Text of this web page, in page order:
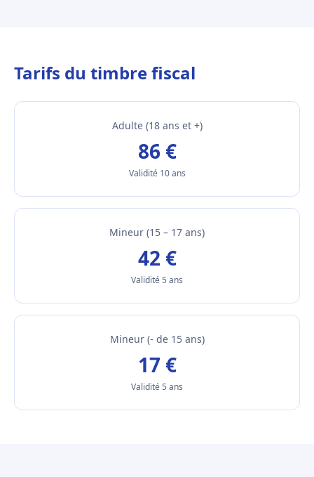
Tarifs du timbre fiscal
Adulte (18 ans et +)
86 €
Validité 10 ans
Mineur (15 – 17 ans)
42 €
Validité 5 ans
Mineur (- de 15 ans)
17 €
Validité 5 ans